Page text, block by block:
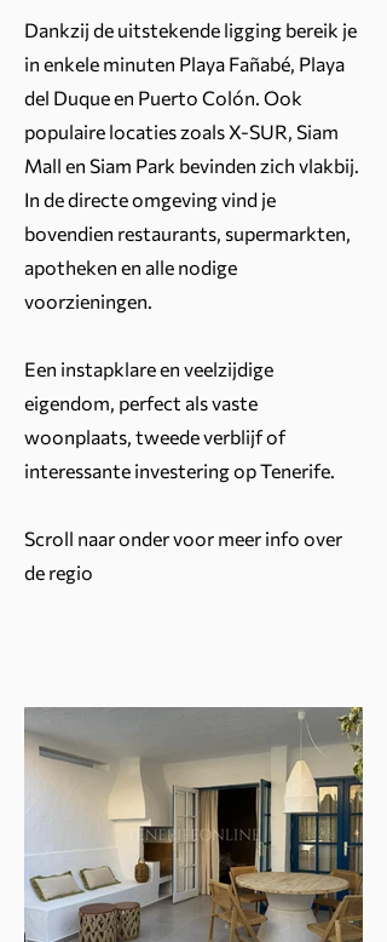
Dankzij de uitstekende ligging bereik je
in enkele minuten Playa Fañabé, Playa
del Duque en Puerto Colón. Ook
populaire locaties zoals X-SUR, Siam
Mall en Siam Park bevinden zich vlakbij.
In de directe omgeving vind je
bovendien restaurants, supermarkten,
apotheken en alle nodige
voorzieningen.
Een instapklare en veelzijdige
eigendom, perfect als vaste
woonplaats, tweede verblijf of
interessante investering op Tenerife.
Scroll naar onder voor meer info over
de regio